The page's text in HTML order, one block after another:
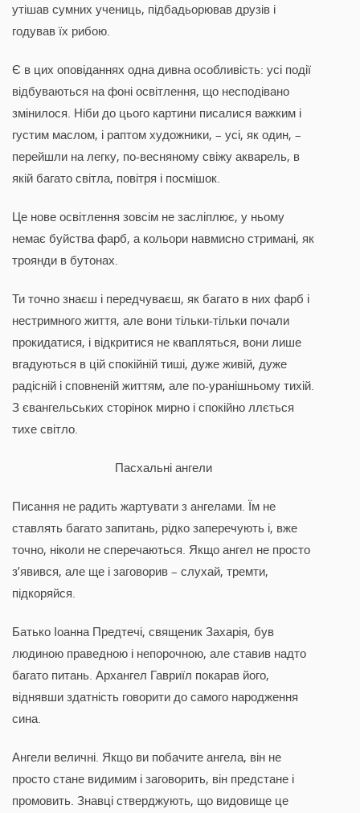
утішав сумних учениць, підбадьорював друзів і
годував їх рибою.
Є в цих оповіданнях одна дивна особливість: усі події
відбуваються на фоні освітлення, що несподівано
змінилося. Ніби до цього картини писалися важким і
густим маслом, і раптом художники, – усі, як один, –
перейшли на легку, по-весняному свіжу акварель, в
якій багато світла, повітря і посмішок.
Це нове освітлення зовсім не засліплює, у ньому
немає буйства фарб, а кольори навмисно стримані, як
троянди в бутонах.
Ти точно знаєш і передчуваєш, як багато в них фарб і
нестримного життя, але вони тільки-тільки почали
прокидатися, і відкритися не квапляться, вони лише
вгадуються в цій спокійній тиші, дуже живій, дуже
радісній і сповненій життям, але по-уранішньому тихій.
З євангельських сторінок мирно і спокійно ллється
тихе світло.
Пасхальні ангели
Писання не радить жартувати з ангелами. Їм не
ставлять багато запитань, рідко заперечують і, вже
точно, ніколи не сперечаються. Якщо ангел не просто
з’явився, але ще і заговорив – слухай, тремти,
підкоряйся.
Батько Іоанна Предтечі, священик Захарія, був
людиною праведною і непорочною, але ставив надто
багато питань. Архангел Гавриїл покарав його,
віднявши здатність говорити до самого народження
сина.
Ангели величні. Якщо ви побачите ангела, він не
просто стане видимим і заговорить, він предстане і
промовить. Знавці стверджують, що видовище це